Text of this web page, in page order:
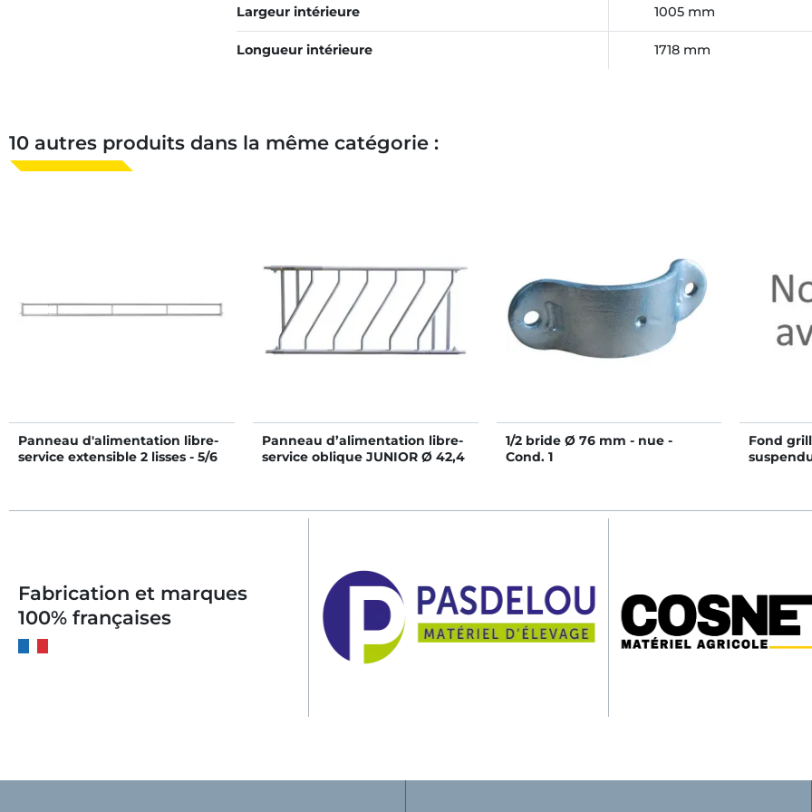
Largeur intérieure 1005 mm
Longueur intérieure 1718 mm
10 autres produits dans la même catégorie :
Panneau d'alimentation libre-
service extensible 2 lisses - 5/6
Panneau d’alimentation libre-
service oblique JUNIOR Ø 42,4
1/2 bride Ø 76 mm - nue -
Cond. 1
Fond
Fabrication et marques
100% françaises